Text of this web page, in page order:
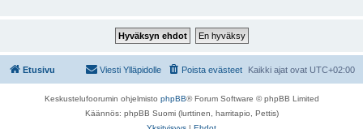
Etusivu Kaikki ajat ovat UTC+02:00
Poista evästeet
Viesti Ylläpidolle
Keskustelufoorumin ohjelmisto phpBB® Forum Software © phpBB Limited
Käännös: phpBB Suomi (lurttinen, harritapio, Pettis)